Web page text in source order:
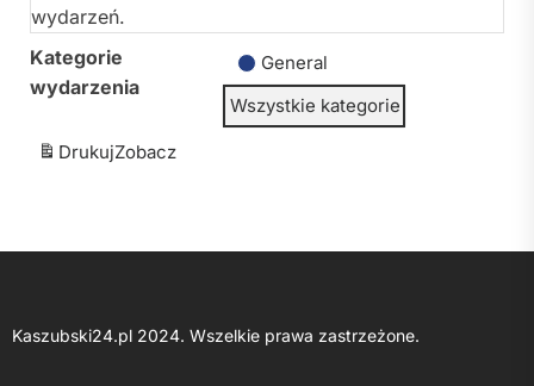
wydarzeń.
Kategorie
wydarzenia
General
Wszystkie kategorie
DrukujZobacz
Kaszubski24.pl 2024. Wszelkie prawa zastrzeżone.